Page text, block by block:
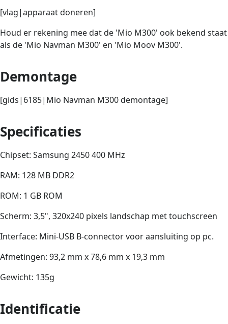
[vlag|apparaat doneren]
Houd er rekening mee dat de 'Mio M300' ook bekend staat
als de 'Mio Navman M300' en 'Mio Moov M300'.
Demontage
[gids|6185|Mio Navman M300 demontage]
Specificaties
Chipset: Samsung 2450 400 MHz
RAM: 128 MB DDR2
ROM: 1 GB ROM
Scherm: 3,5", 320x240 pixels landschap met touchscreen
Interface: Mini-USB B-connector voor aansluiting op pc.
Afmetingen: 93,2 mm x 78,6 mm x 19,3 mm
Gewicht: 135g
Identificatie